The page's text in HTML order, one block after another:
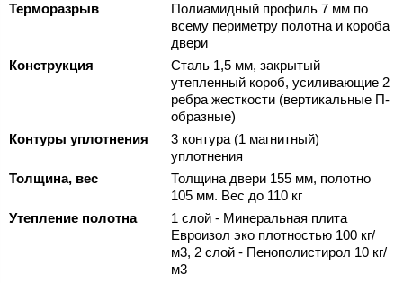
Терморазрыв
Полиамидный профиль 7 мм по
всему периметру полотна и короба
двери
Конструкция
Сталь 1,5 мм, закрытый
утепленный короб, усиливающие 2
ребра жесткости (вертикальные П-
образные)
Контуры уплотнения
3 контура (1 магнитный)
уплотнения
Толщина, вес
Толщина двери 155 мм, полотно
105 мм. Вес до 110 кг
Утепление полотна
1 слой - Минеральная плита
Евроизол эко плотностью 100 кг/
м3, 2 слой - Пенополистирол 10 кг/
м3